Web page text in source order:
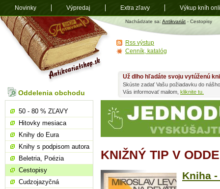
Antikvariát
shop.sk
Nachádzate sa: Antikvariát - Cestopisy
KNIŽNÝ TIP V
Kniha
Už dlho hľadáte svoju vytúženú
Skúste zadať Vašu požiadavku do
Vás informovať mailom, kliknite tu.
Oddelenia obchodu
50 - 80 % ZĽAVY
Hitovky mesiaca
Knihy do Eura
Knihy s podpisom autora
Beletria, Poézia
Cestopisy
Cudzojazyčná
Rss výstup
Cenník, katalóg
Novinky Výpredaj Extra zľavy Výkup kníh